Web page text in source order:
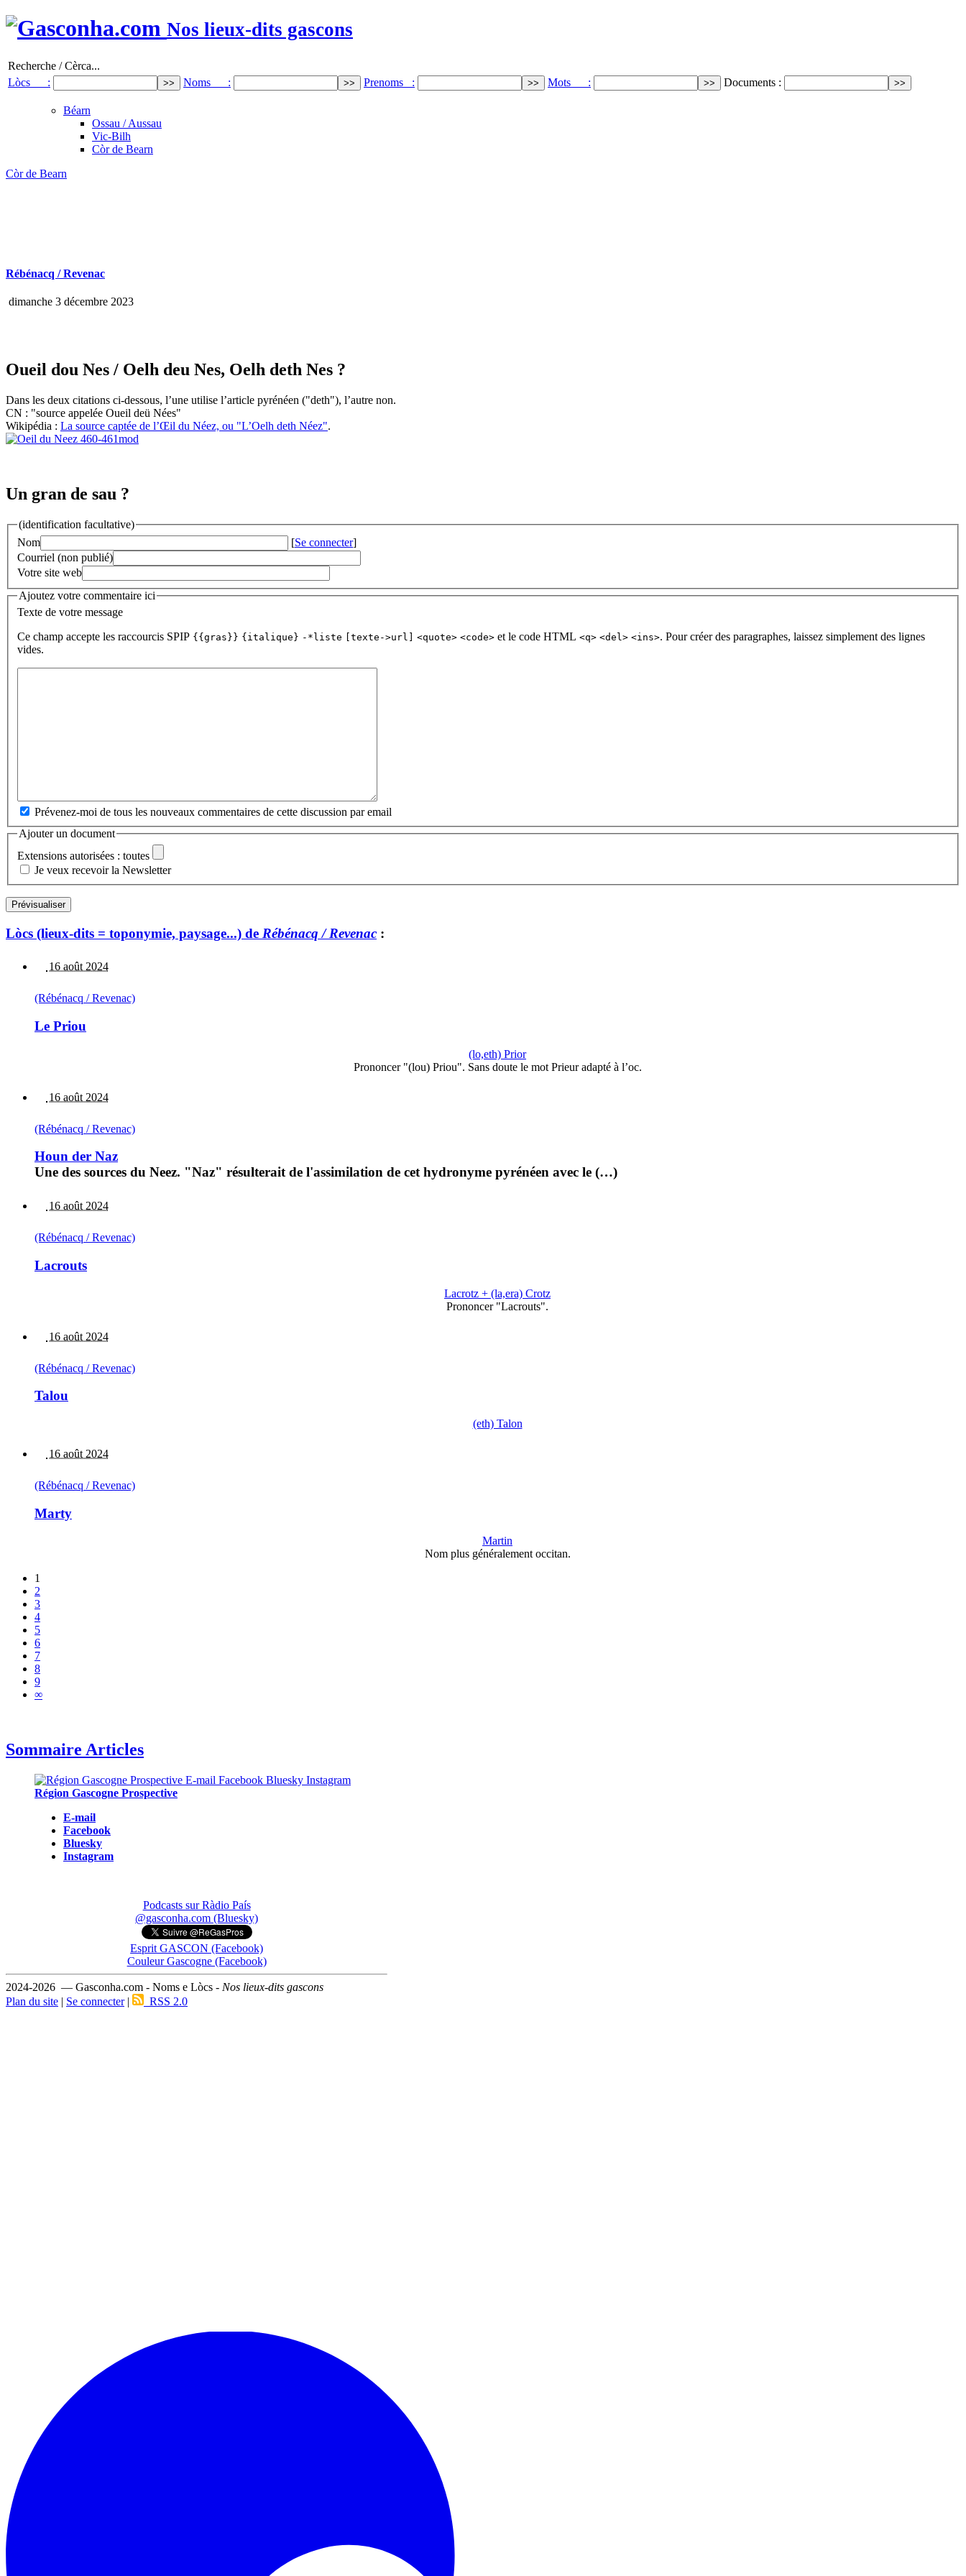
Nos lieux-dits gascons
Recherche / Cèrca...
Lòcs :
Noms : Prenoms : Mots : Documents :
Béarn
Ossau / Aussau
Vic-Bilh
Còr de Bearn
Còr de Bearn
Rébénacq / Revenac
dimanche 3 décembre 2023
Oueil dou Nes / Oelh deu Nes, Oelh deth Nes ?
Dans les deux citations ci-dessous, l’une utilise l’article pyrénéen ("deth"), l’autre non.
CN : "source appelée Oueil deü Nées"
Wikipédia : La source captée de l’Œil du Néez, ou "L’Oelh deth Néez".
Un gran de sau ?
(identification facultative)
Nom
[Se connecter]
Courriel (non publié)
Votre site web
Ajoutez votre commentaire ici
Texte de votre message
Ce champ accepte les raccourcis SPIP {{gras}} {italique} -*liste [texte->url] <quote> <code> et le code HTML <q> <del> <ins>. Pour créer des paragraphes, laissez simplement des lignes
vides.
Prévenez-moi de tous les nouveaux commentaires de cette discussion par email
Ajouter un document
Extensions autorisées : toutes
Je veux recevoir la Newsletter
Lòcs (lieux-dits = toponymie, paysage...) de Rébénacq / Revenac :
16 août 2024
(Rébénacq / Revenac)
Le Priou
(lo,eth) Prior
Prononcer "(lou) Priou". Sans doute le mot Prieur adapté à l’oc.
16 août 2024
(Rébénacq / Revenac)
Houn der Naz
Une des sources du Neez. "Naz" résulterait de l'assimilation de cet hydronyme pyrénéen avec le (…)
16 août 2024
(Rébénacq / Revenac)
Lacrouts
Lacrotz + (la,era) Crotz
Prononcer "Lacrouts".
16 août 2024
(Rébénacq / Revenac)
Talou
(eth) Talon
16 août 2024
(Rébénacq / Revenac)
Marty
Martin
Nom plus généralement occitan.
1
2
3
4
5
6
7
8
9
∞
Sommaire Articles
Région Gascogne Prospective
E-mail
Facebook
Bluesky
Instagram
Podcasts sur Ràdio País
@gasconha.com (Bluesky)
Esprit GASCON (Facebook)
Couleur Gascogne (Facebook)
2024-2026 — Gasconha.com - Noms e Lòcs - Nos lieux-dits gascons
Plan du site | Se connecter| RSS 2.0